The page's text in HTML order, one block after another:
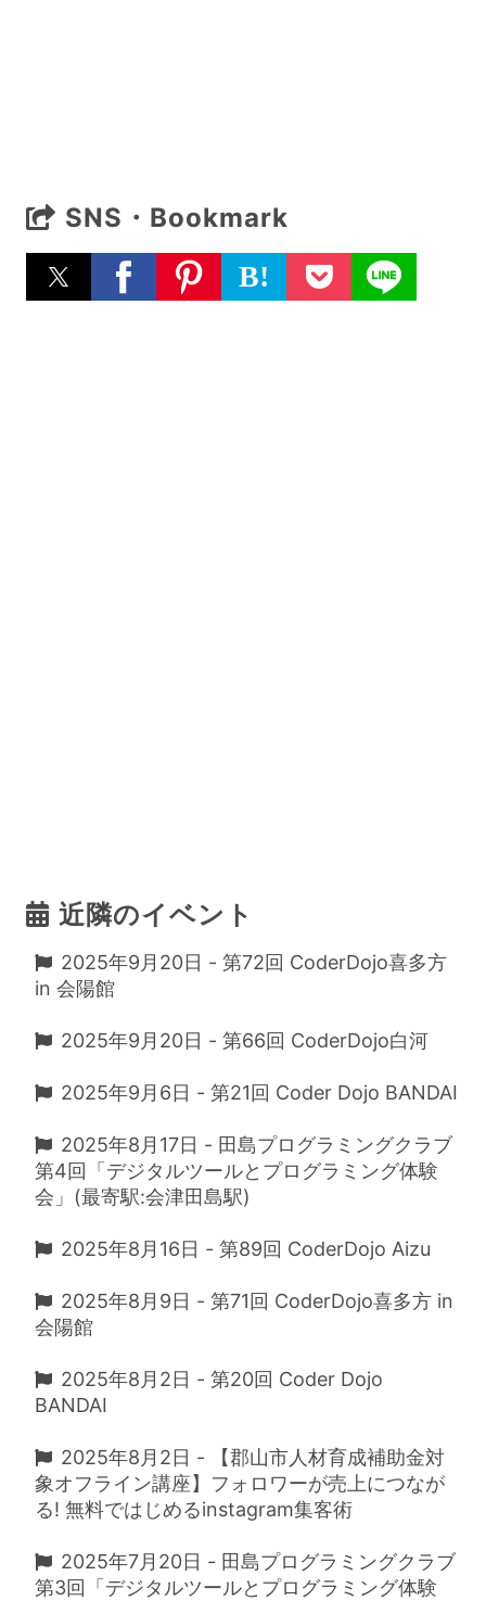
SNS・Bookmark
B!
近隣のイベント
2025年9月20日 - 第72回 CoderDojo喜多方
in 会陽館
2025年9月20日 - 第66回 CoderDojo白河
2025年9月6日 - 第21回 Coder Dojo BANDAI
2025年8月17日 - 田島プログラミングクラブ
第4回「デジタルツールとプログラミング体験
会」(最寄駅:会津田島駅)
2025年8月16日 - 第89回 CoderDojo Aizu
2025年8月9日 - 第71回 CoderDojo喜多方 in
会陽館
2025年8月2日 - 第20回 Coder Dojo
BANDAI
2025年8月2日 - 【郡山市人材育成補助金対
象オフライン講座】フォロワーが売上につなが
る! 無料ではじめるinstagram集客術
2025年7月20日 - 田島プログラミングクラブ
第3回「デジタルツールとプログラミング体験